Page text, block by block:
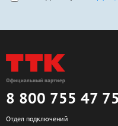
8 800 755 47 75
Отдел подключений